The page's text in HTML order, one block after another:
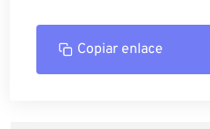
Copiar enlace